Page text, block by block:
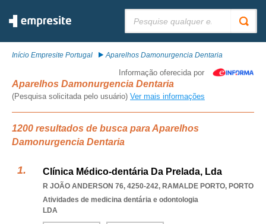
Início Empresite Portugal Aparelhos Damonurgencia Dentaria
Informação oferecida por
Aparelhos Damonurgencia Dentaria
(Pesquisa solicitada pelo usuário) Ver mais informações
1200 resultados de busca para Aparelhos
Damonurgencia Dentaria
Clínica Médico-dentária Da Prelada, Lda
R JOÃO ANDERSON 76, 4250-242, RAMALDE PORTO, PORTO
Atividades de medicina dentária e odontologia
LDA